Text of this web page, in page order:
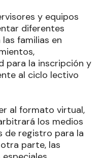
y equipos
diferentes
familias en
para la inscripción y
al ciclo lectivo
al formato virtual,
los medios
de registro para la
parte, las